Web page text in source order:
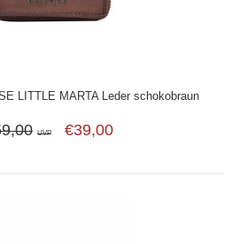
LITTLE MARTA Leder schokobraun
UVP €39,00